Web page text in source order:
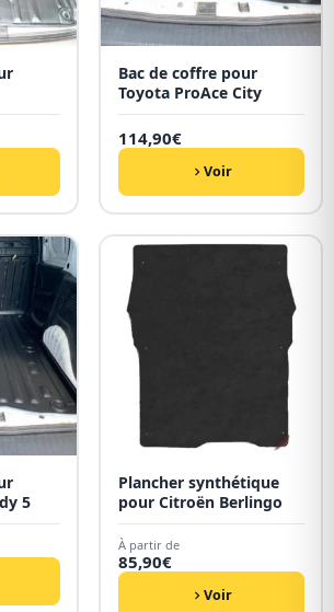
Bac de coffre pour
Toyota ProAce City
114,90€
Voir
5
Plancher synthétique
pour Citroën Berlingo
À partir de
85,90€
Voir